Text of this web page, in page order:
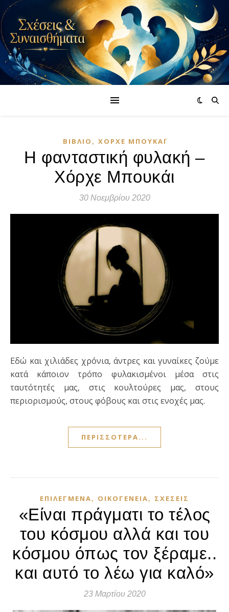
ΒΙΒΛΊΟ , ΧΌΡΧΕ ΜΠΟΥΚΆΙ
Η φανταστική φυλακή –
Χόρχε Μπουκάι
30 Νοεμβρίου 2020
Εδώ και χιλιάδες χρόνια, άντρες και γυναίκες ζούμε
κατά κάποιον τρόπο φυλακισμένοι μέσα στις
ταυτότητές μας, στις κουλτούρες μας, στους
περιορισμούς, στους φόβους και στις ενοχές μας.
ΠΕΡΙΣΣΌΤΕΡΑ...
ΕΠΙΛΕΓΜΈΝΑ, ΟΙΚΟΓΈΝΕΙΑ, ΣΧΈΣΕΙΣ
«Είναι πράγματι το τέλος
του κόσμου αλλά και του
κόσμου όπως τον ξέραμε..
και αυτό το λέω για καλό»
23 Μαρτίου 2020